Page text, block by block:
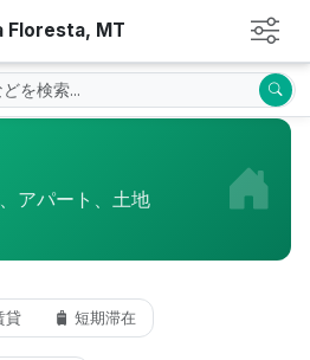
Floresta, MT
アパート、土地
貸 短期滞在